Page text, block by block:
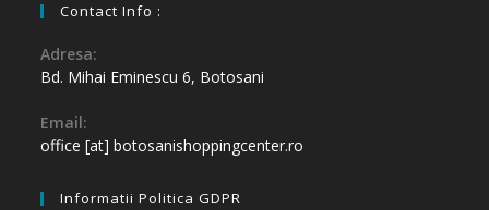
Contact Info :
Adresa:
Bd. Mihai Eminescu 6, Botosani
Email:
office [at] botosanishoppingcenter.ro
Informatii Politica GDPR